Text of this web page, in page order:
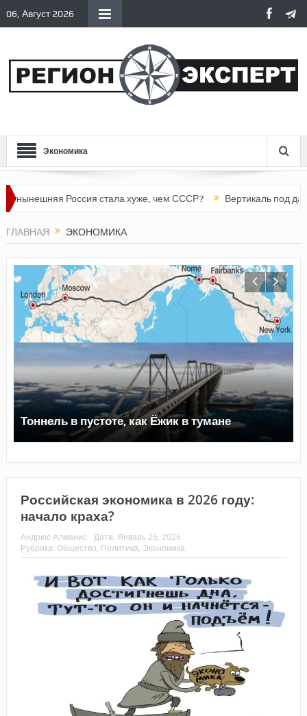
06, Август 2026
Экономика
Россия стала хуже, чем СССР? Вертикаль под давлением
ГЛАВНАЯ ЭКОНОМИКА
Тоннель в пустоте, как Ёжик в тумане
Российская экономика в 2026 году:
начало краха?
Андрюс Алманис Дата: Январь 26, 2026
Рубрика: Общество Политика Экономика